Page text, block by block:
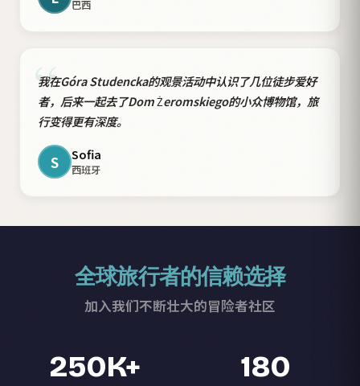
巴西
“
我在Góra Studencka的观景活动中认识了几位徒步爱好
者，后来一起去了Dom Żeromskiego的小众博物馆，旅
行变得更有深度。
S Sofia
西班牙
全球旅行者的信赖选择
加入我们不断壮大的冒险者社区
250K+ 180